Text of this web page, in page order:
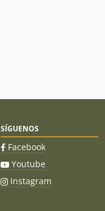
SÍGUENOS
Facebook
Youtube
Instagram